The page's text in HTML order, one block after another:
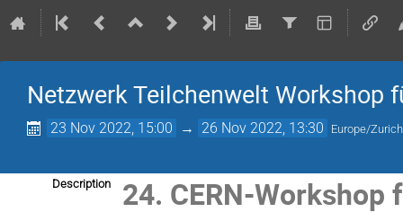
Netzwerk Teilchenwelt Workshop
23 Nov 2022, 15:00 → 26 Nov 2022, 13:30 Europe/Zurich
Description
24. CERN-